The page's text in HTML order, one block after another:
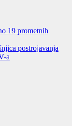
19 prometnih
postrojavanja
a